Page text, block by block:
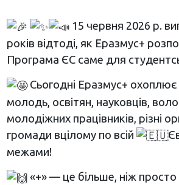
15 червня 2026 р.
років відтоді, як Еразмус+
Програма ЄС саме для
Сьогодні Еразмус+ охоплює
молодь, освітян, науковців,
молодіжних працівників, різні
громади вцілому по всій
межами!
«+» — це більше, ніж просто